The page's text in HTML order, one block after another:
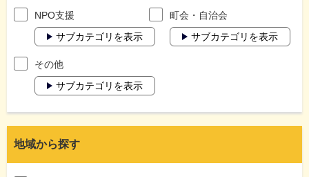
NPO支援
サブカテゴリを表示
町会・自治会
サブカテゴリを表示
その他
サブカテゴリを表示
地域から探す